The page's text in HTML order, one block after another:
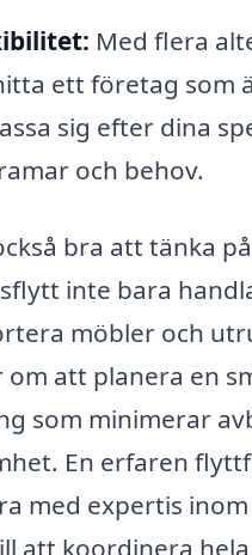
Med flera
ett företag som
sig efter dina
och behov.
bra att tänka
inte bara
möbler och
om att planera en
som minimerar
En erfaren
med expertis
att koordinera hela